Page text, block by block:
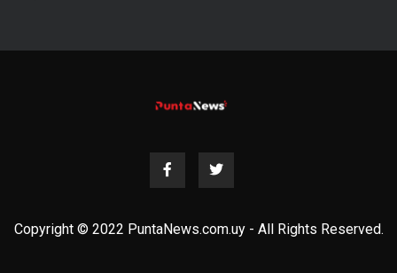
Copyright © 2022 PuntaNews.com.uy - All Rights Reserved.